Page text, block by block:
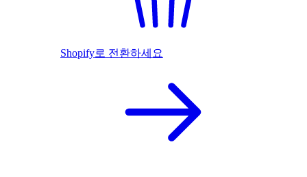
Shopify로 전환하세요